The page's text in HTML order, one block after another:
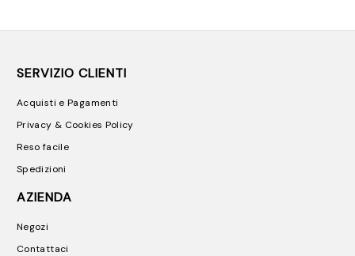
SERVIZIO CLIENTI
Acquisti e Pagamenti
Privacy & Cookies Policy
Reso facile
Spedizioni
AZIENDA
Negozi
Contattaci